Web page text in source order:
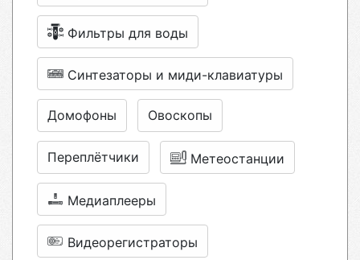
Фильтры для воды
Синтезаторы и миди-клавиатуры
Домофоны Овоскопы
Переплётчики Метеостанции
Медиаплееры
Видеорегистраторы